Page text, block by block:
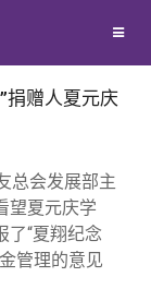
捐赠人夏元庆
总会发展部主
望夏元庆学
了“夏翔纪念
管理的意见